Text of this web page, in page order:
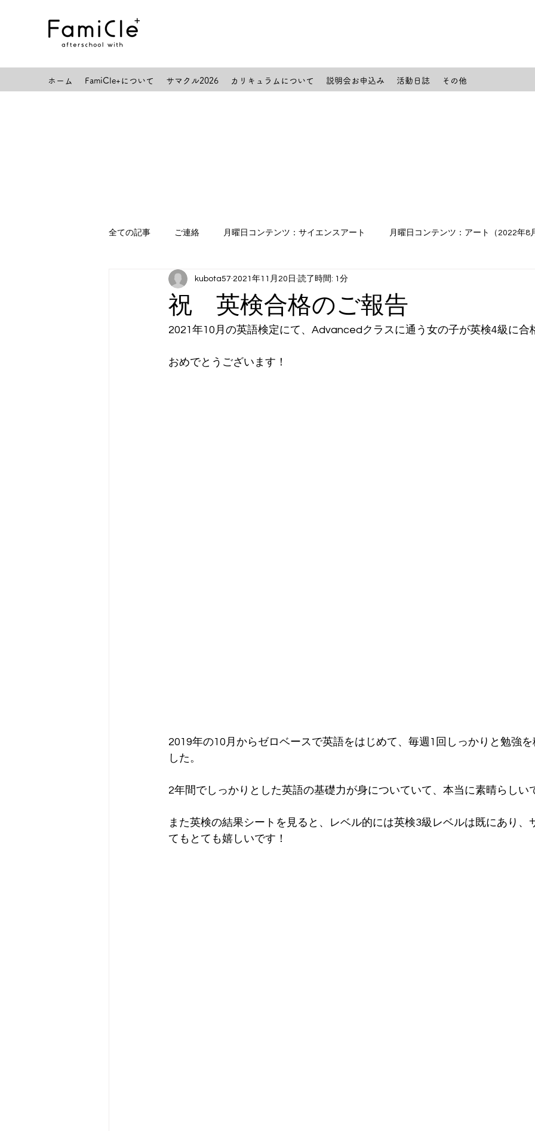
ホーム FamiCle+について サマクル2026 カリキュラムについて 説明会お申込み 活動日誌 その他
全ての記事 ご連絡 月曜日コンテンツ：サイエンスアート 月曜日コンテンツ：アート（2022年8
月曜日コンテンツ：スポーツ（2021月6月末まで） 火曜日コンテンツ：英語① 水曜日コンテン
木曜日コンテンツ：アート 金曜日コンテンツ：英語② 長期休み時スクール：サマクル etc
祝 英検合格のご報告
kubota57 2021年11月20日 読了時間: 1分
2021年10月の英語検定にて、Advancedクラスに通う女の子が英検4級に合
おめでとうございます！
2019年の10月からゼロベースで英語をはじめて、毎週1回しっかりと勉強を
した。
2年間でしっかりとした英語の基礎力が身についていて、本当に素晴らしい
また英検の結果シートを見ると、レベル的には英検3級レベルは既にあり、
てもとても嬉しいです！